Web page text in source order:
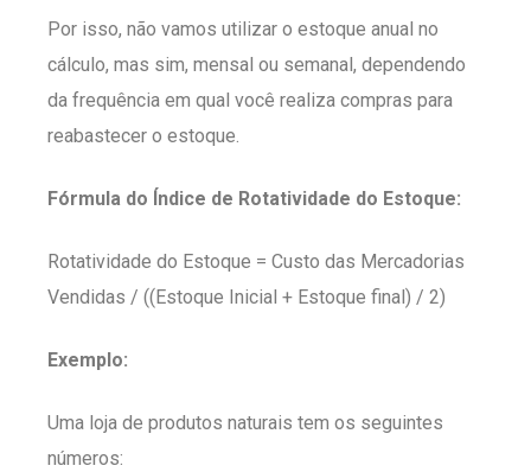
Por isso, não vamos utilizar o estoque anual no
cálculo, mas sim, mensal ou semanal, dependendo
da frequência em qual você realiza compras para
reabastecer o estoque.
Fórmula do Índice de Rotatividade do Estoque:
Rotatividade do Estoque = Custo das Mercadorias
Vendidas / ((Estoque Inicial + Estoque final) / 2)
Exemplo:
Uma loja de produtos naturais tem os seguintes
números: